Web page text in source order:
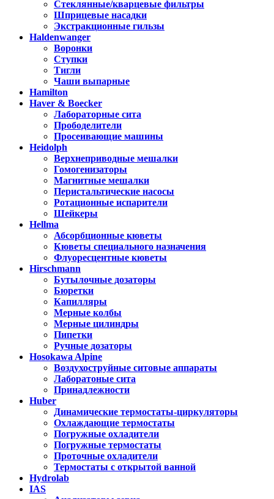
Стеклянные/кварцевые фильтры
Шприцевые насадки
Экстракционные гильзы
Haldenwanger
Воронки
Ступки
Тигли
Чаши выпарные
Hamilton
Haver & Boecker
Лабораторные сита
Прободелители
Просеивающие машины
Heidolph
Верхнеприводные мешалки
Гомогенизаторы
Магнитные мешалки
Перистальтические насосы
Ротационные испарители
Шейкеры
Hellma
Абсорбционные кюветы
Кюветы специального назначения
Флуоресцентные кюветы
Hirschmann
Бутылочные дозаторы
Бюретки
Капилляры
Мерные колбы
Мерные цилиндры
Пипетки
Ручные дозаторы
Hosokawa Alpine
Воздухоструйные ситовые аппараты
Лаборатоные сита
Принадлежности
Huber
Динамические термостаты-циркуляторы
Охлаждающие термостаты
Погружные охладители
Погружные термостаты
Проточные охладители
Термостаты с открытой ванной
Hydrolab
IAS